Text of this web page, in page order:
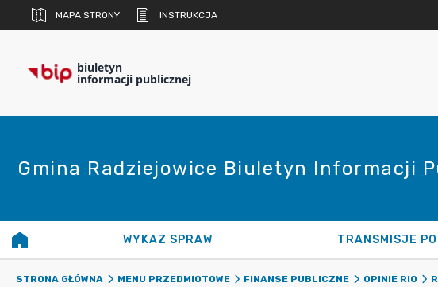
MAPA STRONY INSTRUKCJA
biuletyn
informacji publicznej
Gmina Radziejowice Biuletyn Informacji
WYKAZ SPRAW TRANSMISJE
STRONA GŁÓWNA MENU PRZEDMIOTOWE FINANSE PUBLICZNE OPINIE RIO